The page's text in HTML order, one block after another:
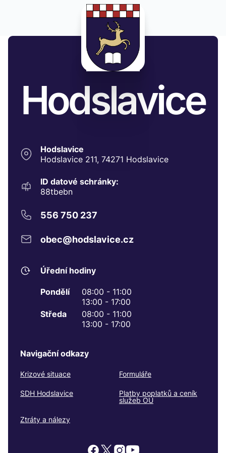
Hodslavice
Hodslavice
Hodslavice 211, 74271 Hodslavice
ID datové schránky:
88tbebn
556 750 237
obec@hodslavice.cz
Úřední hodiny
Pondělí
08:00 - 11:00
13:00 - 17:00
Středa
08:00 - 11:00
13:00 - 17:00
Navigační odkazy
Krizové situace Formuláře
SDH Hodslavice
Platby poplatků a ceník
služeb OÚ
Ztráty a nálezy